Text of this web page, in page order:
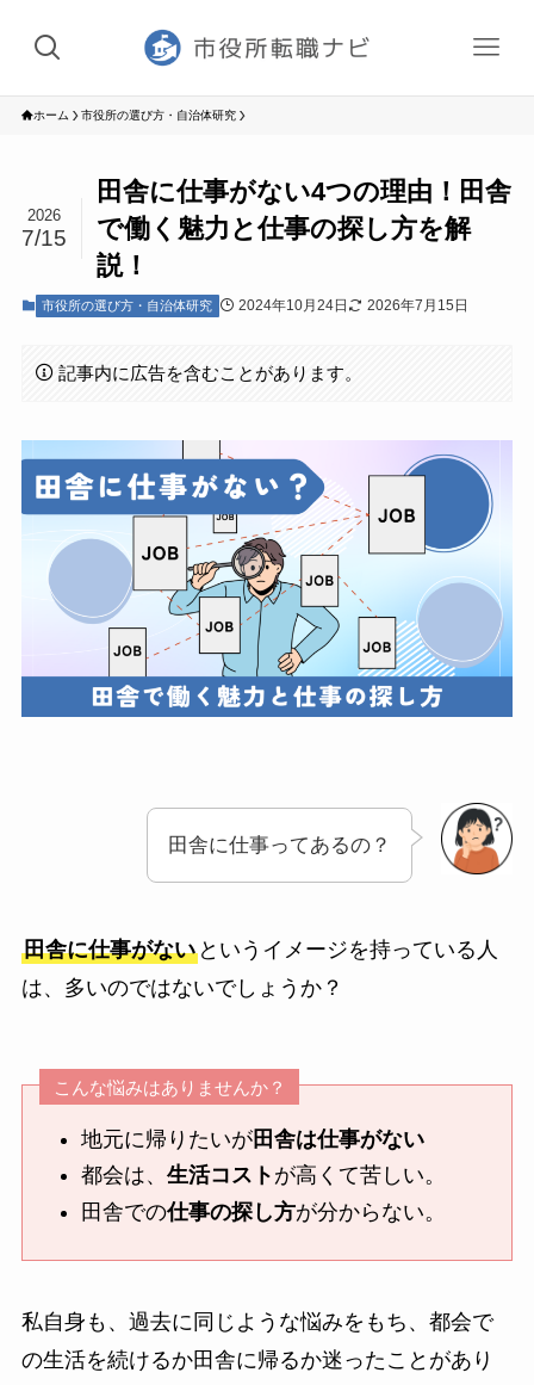
ホーム 市役所の選び方・自治体研究
田舎に仕事がない4つの理由！田舎
で働く魅力と仕事の探し方を解
説！
2026
7/15
市役所の選び方・自治体研究 2024年10月24日 2026年7月15日
記事内に広告を含むことがあります。
田舎に仕事ってあるの？
田舎に仕事がないというイメージを持っている人
は、多いのではないでしょうか？
こんな悩みはありませんか？
地元に帰りたいが田舎は仕事がない
都会は、生活コスト が高くて苦しい。
田舎での仕事の探し方が分からない。
私自身も、過去に同じような悩みをもち、都会で
の生活を続けるか田舎に帰るか迷ったことがあり